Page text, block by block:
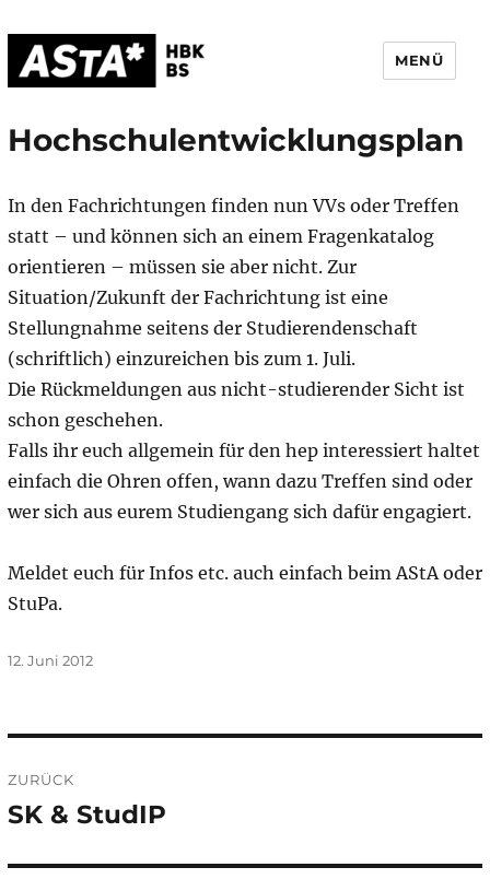
MENÜ
Hochschulentwicklungsplan
In den Fachrichtungen finden nun VVs oder Treffen
statt – und können sich an einem Fragenkatalog
orientieren – müssen sie aber nicht. Zur
Situation/Zukunft der Fachrichtung ist eine
Stellungnahme seitens der Studierendenschaft
(schriftlich) einzureichen bis zum 1. Juli.
Die Rückmeldungen aus nicht-studierender Sicht ist
schon geschehen.
Falls ihr euch allgemein für den hep interessiert haltet
einfach die Ohren offen, wann dazu Treffen sind oder
wer sich aus eurem Studiengang sich dafür engagiert.
Meldet euch für Infos etc. auch einfach beim AStA oder
StuPa.
Veröffentlicht
12. Juni 2012
ZURÜCK
Vorheriger
SK & StudIP